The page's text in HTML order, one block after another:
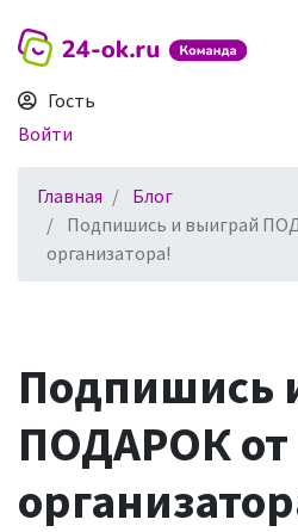
Гость
Войти
Главная
Блог
Подпишись и выиграй
организатора!
Подпишись
ПОДАРОК от